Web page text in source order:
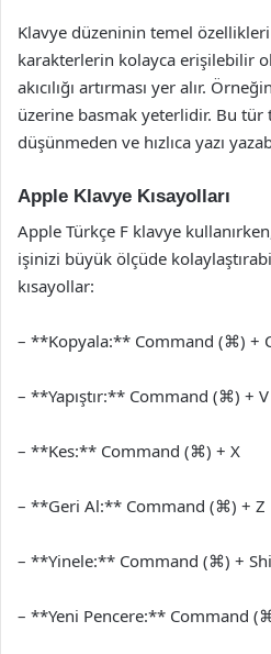
Klavye düzeninin temel özellikleri
karakterlerin kolayca erişilebilir
akıcılığı artırması yer alır.
üzerine basmak yeterlidir. Bu tür
düşünmeden ve hızlıca yazı
Apple Klavye Kısayolları
Apple Türkçe F klavye
işinizi büyük ölçüde
kısayollar:
– **Kopyala:** Command (⌘) +
– **Yapıştır:** Command (⌘) + V
– **Kes:** Command (⌘) + X
– **Geri Al:** Command (⌘) + Z
– **Yinele:** Command (⌘) +
– **Yeni Pencere:** Command